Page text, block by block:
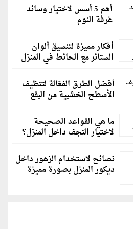
أهم 5 أسس لاختيار وسائد
غرفة النوم
أفكار مميزة لتنسيق ألوان
الستائر مع الحائط في المنزل
أفضل الطرق الفعّالة لتنظيف
الأسطح الخشبية من البقع
ما هي القواعد الصحيحة
لاختيار النجف داخل المنزل؟
نصائح لاستخدام الزهور داخل
ديكور المنزل بصورة مميزة